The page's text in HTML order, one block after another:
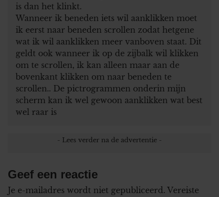
is dan het klinkt.
Wanneer ik beneden iets wil aanklikken moet
ik eerst naar beneden scrollen zodat hetgene
wat ik wil aanklikken meer vanboven staat. Dit
geldt ook wanneer ik op de zijbalk wil klikken
om te scrollen, ik kan alleen maar aan de
bovenkant klikken om naar beneden te
scrollen.. De pictrogrammen onderin mijn
scherm kan ik wel gewoon aanklikken wat best
wel raar is
Geef een reactie
Je e-mailadres wordt niet gepubliceerd. Vereiste